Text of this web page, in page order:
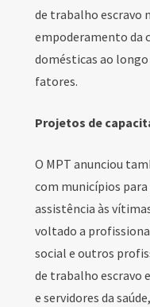
de trabalho escravo
empoderamento da
domésticas ao
fatores.
Projetos de
O MPT anunciou
com municípios para
assistência às
voltado a
social e outros
de trabalho escravo
e servidores da